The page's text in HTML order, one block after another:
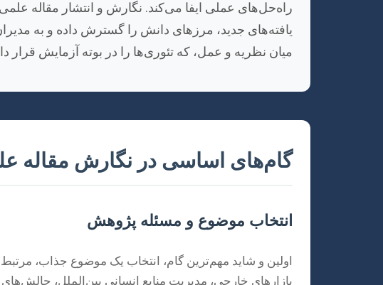
راه‌حل‌های عملی ایفا می‌کند. نگارش و انتشار مقاله
یافته‌های جدید، مرزهای دانش را گسترش داده و به
میان نظریه و عمل، که تئوری‌ها را در بوته آزمایش قرار
گام‌های اساسی در نگارش مقاله
انتخاب موضوع و مسئله پژوهش
اولین و شاید مهم‌ترین گام، انتخاب یک موضوع جذاب،
بازارهای خارجی، مدیریت منابع انسانی بین‌الملل،